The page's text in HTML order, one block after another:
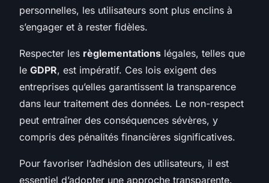
personnelles, les utilisateurs sont plus enclins à
s’engager et à rester fidèles.
Respecter les règlementations légales, telles que
le GDPR, est impératif. Ces lois exigent des
entreprises qu’elles garantissent la transparence
dans leur traitement des données. Le non-respect
peut entraîner des conséquences sévères, y
compris des pénalités financières significatives.
Pour favoriser l’adhésion des utilisateurs, il est
essentiel d’adopter une approche transparente.